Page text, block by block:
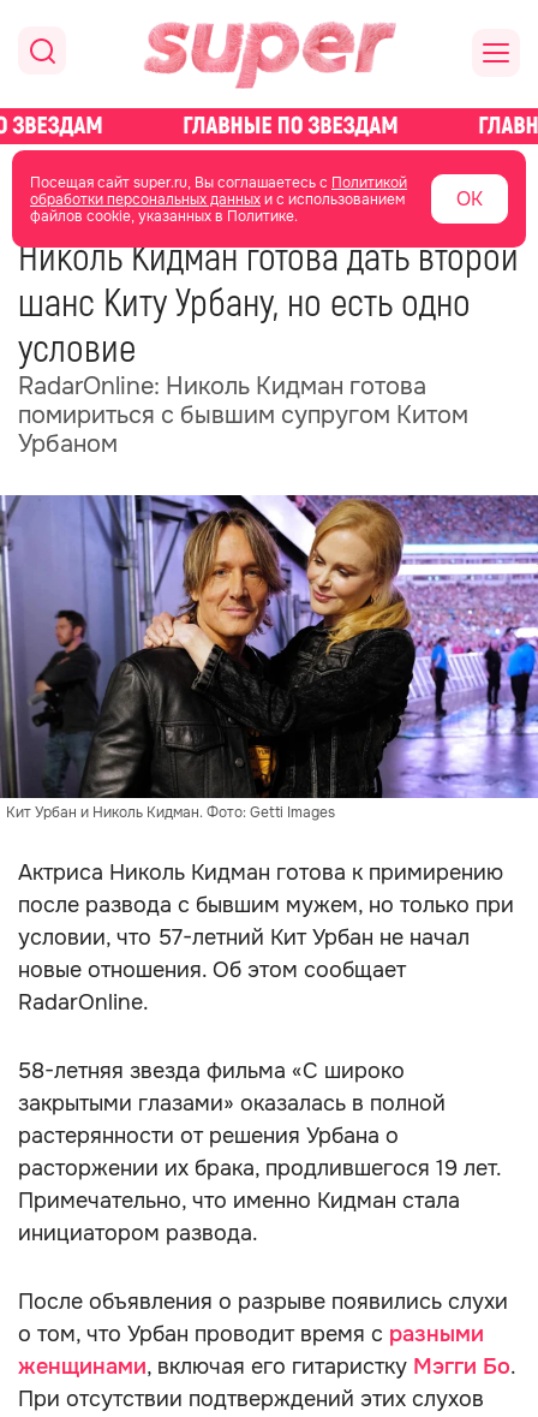
Посещая сайт super.ru, Вы соглашаетесь с Политикой
обработки персональных данныхи с использованием
файлов cookie, указанных в Политике.
ОК
главная новости о звездах новости
22 октября 2025 12:22
Николь Кидман готова дать второй
шанс Киту Урбану, но есть одно
условие
RadarOnline: Николь Кидман готова
помириться с бывшим супругом Китом
Урбаном
Кит Урбан и Николь Кидман. Фото: Getti Images
Актриса Николь Кидман готова к примирению
после развода с бывшим мужем, но только при
условии, что 57-летний Кит Урбан не начал
новые отношения. Об этом сообщает
RadarOnline.
58-летняя звезда фильма «С широко
закрытыми глазами» оказалась в полной
растерянности от решения Урбана о
расторжении их брака, продлившегося 19 лет.
Примечательно, что именно Кидман стала
инициатором развода.
После объявления о разрыве появились слухи
о том, что Урбан проводит время с разными
женщинами, включая его гитаристку Мэгги Бо.
При отсутствии подтверждений этих слухов